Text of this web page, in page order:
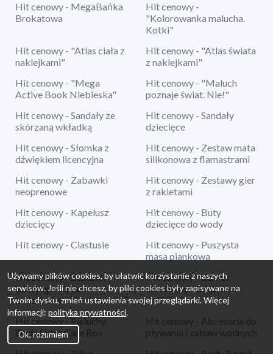
Hit cenowy - MegaBańka
Brokatowa
Hit cenowy -
"Kolorowanka malucha.
Kotki"
Hit cenowy - "Atlas ciała z
naklejkami"
Hit cenowy - "Atlas świata
z naklejkami"
Hit cenowy - "Mega
Active Book Niebieska"
Hit cenowy - "Maluch
poznaje świat. Nie!"
Hit cenowy - Sandały ze
skórzaną wkładką
Hit cenowy - Sandały
dziecięce
Hit cenowy - Słomka z
dźwiękiem licencyjna
Hit cenowy - Zestaw mata
silikonowa z flamastrami
Hit cenowy - Zabawki
neoprenowe
Hit cenowy - Zestawy gier
z rakietami
Hit cenowy - Kapelusz
dziecięcy
Hit cenowy - Buty
dziecięce do wody
Hit cenowy - Ciastusie
Hit cenowy - Puszysta
masa piankowa
Hit cenowy - Zestaw
teleskopowy do
badmintona
Hit cenowy - Zamek
dmuchany z koszem
Hit cenowy - Pieluchy
Dada Extra Care Box
Hit cenowy - Akcesoria do
pływania i zabaw wodnych
Używamy plików cookies, by ułatwić korzystanie z naszych
serwisów. Jeśli nie chcesz, by pliki cookies były zapisywane na
Twoim dysku, zmień ustawienia swojej przeglądarki. Więcej
informacji: polityka prywatności.
Ok, rozumiem